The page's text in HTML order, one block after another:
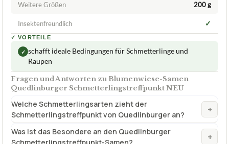
Weitere Größen 200 g
Insektenfreundlich ✓
✓ VORTEILE
✓ schafft ideale Bedingungen für Schmetterlinge und
Raupen
Fragen und Antworten zu Blumenwiese-Samen
Quedlinburger Schmetterlingstreffpunkt NEU
Welche Schmetterlingsarten zieht der
Schmetterlingstreffpunkt von Quedlinburger an?
+
Was ist das Besondere an den Quedlinburger
+